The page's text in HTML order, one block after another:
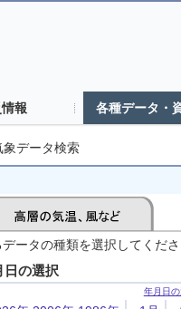
報 各種データ・
象データ検索
ータの種類を選択してくだ
日の選択
年月日